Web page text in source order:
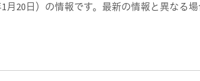
20日）の情報です。最新の情報と異なる